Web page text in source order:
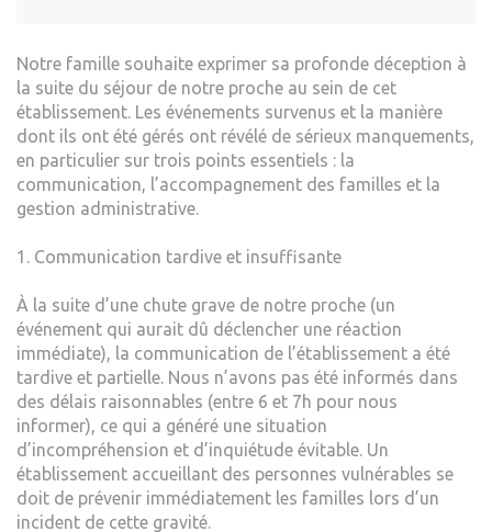
Notre famille souhaite exprimer sa profonde déception à
la suite du séjour de notre proche au sein de cet
établissement. Les événements survenus et la manière
dont ils ont été gérés ont révélé de sérieux manquements,
en particulier sur trois points essentiels : la
communication, l’accompagnement des familles et la
gestion administrative.
1. Communication tardive et insuffisante
À la suite d’une chute grave de notre proche (un
événement qui aurait dû déclencher une réaction
immédiate), la communication de l’établissement a été
tardive et partielle. Nous n’avons pas été informés dans
des délais raisonnables (entre 6 et 7h pour nous
informer), ce qui a généré une situation
d’incompréhension et d’inquiétude évitable. Un
établissement accueillant des personnes vulnérables se
doit de prévenir immédiatement les familles lors d’un
incident de cette gravité.